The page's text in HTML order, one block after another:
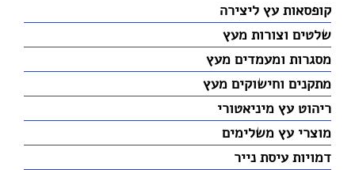
קופסאות עץ ליצירה
שלטים וצורות מעץ
מסגרות ומעמדים מעץ
מתקנים וחישוקים מעץ
ריהוט עץ מיניאטורי
מוצרי עץ משלימים
דמויות עיסת נייר